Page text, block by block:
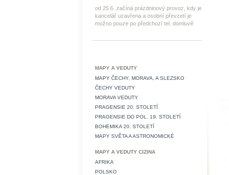
od 25.6. začíná prázdninový provoz, kdy je
kancelář uzavřena a osobní převzetí je
možno pouze po předchozí tel. domluvě
MAPY A VEDUTY
MAPY ČECHY, MORAVA, A SLEZSKO
ČECHY VEDUTY
MORAVA VEDUTY
PRAGENSIE 20. STOLETÍ
PRAGENSIE DO POL. 19. STOLETÍ
BOHEMIKA 20. STOLETÍ
MAPY SVĚTA A ASTRONOMICKÉ
MAPY A VEDUTY CIZINA
AFRIKA
POLSKO